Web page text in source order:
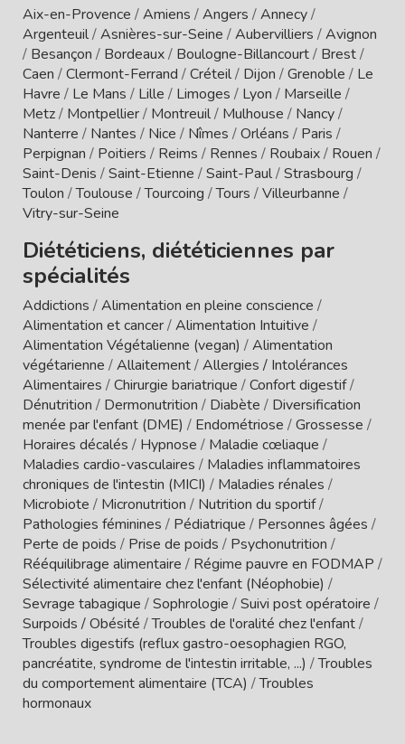
Aix-en-Provence /Amiens /Angers /Annecy/
Argenteuil/Asnières-sur-Seine /Aubervilliers /Avignon
/ Besançon / Bordeaux/ Boulogne-Billancourt/ Brest/
Caen /Clermont-Ferrand /Créteil/ Dijon /Grenoble / Le
Havre / Le Mans / Lille / Limoges / Lyon / Marseille /
Metz/ Montpellier/ Montreuil/ Mulhouse / Nancy/
Nanterre / Nantes / Nice / Nîmes /Orléans / Paris /
Perpignan / Poitiers / Reims / Rennes / Roubaix/ Rouen /
Saint-Denis /Saint-Etienne /Saint-Paul/Strasbourg /
Toulon /Toulouse /Tourcoing /Tours /Villeurbanne /
Vitry-sur-Seine
Diététiciens, diététiciennes par
spécialités
Addictions /Alimentation en pleine conscience /
Alimentation et cancer/Alimentation Intuitive /
Alimentation Végétalienne (vegan) /Alimentation
végétarienne /Allaitement/Allergies / Intolérances
Alimentaires /Chirurgie bariatrique /Confort digestif/
Dénutrition / Dermonutrition / Diabète / Diversification
menée par l'enfant (DME) / Endométriose /Grossesse /
Horaires décalés / Hypnose / Maladie cœliaque /
Maladies cardio-vasculaires / Maladies inflammatoires
chroniques de l'intestin (MICI) / Maladies rénales /
Microbiote / Micronutrition / Nutrition du sportif/
Pathologies féminines / Pédiatrique / Personnes âgées /
Perte de poids / Prise de poids / Psychonutrition /
Rééquilibrage alimentaire / Régime pauvre en FODMAP /
Sélectivité alimentaire chez l'enfant (Néophobie) /
Sevrage tabagique /Sophrologie /Suivi post opératoire /
Surpoids / Obésité /Troubles de l'oralité chez l'enfant/
Troubles digestifs (reflux gastro-oesophagien RGO,
pancréatite, syndrome de l'intestin irritable, ...) /Troubles
du comportement alimentaire (TCA) /Troubles
hormonaux